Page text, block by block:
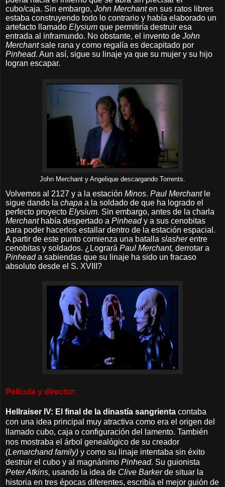
cubo/caja. Sin embargo, John Merchanten sus ratos libres
estaba construyendo todo lo contrario y había elaborado un
artefacto llamado Elysium que permitiría destruir esa
entrada al inframundo. No obstante, el invento de John
Merchantsale rana y como regalía es decapitado por
Pinhead. Aun así, sigue su linaje ya que su mujer y su hijo
logran escapar.
John Merchant y Angelique descargando Torrents.
Volvemos al 2127 y a la estación Minos. Paul Merchantle
sigue dando la chapa a la soldado de que ha logrado el
perfecto proyecto Elysium. Sin embargo, antes de la charla
Merchanthabía despertado a Pinheady a sus cenobitas
para poder hacerlos estallar dentro de la estación espacial.
A partir de este punto comienza una batalla slasherentre
cenobitas y soldados. ¿Logrará Paul Merchant, derrotar a
Pinheada sabiendas que su linaje ha sido un fracaso
absoluto desde el S. XVIII?
Película y director:
Hellraiser IV: El final de la dinastía sangrienta contaba
con una idea principal muy atractiva como era el origen del
llamado cubo, caja o configuración del lamento. También
nos mostraba el árbol genealógico de su creador
(Lemarchand family) y como su linaje intentaba sin éxito
destruir el cubo y al magnánimo Pinhead. Su guionista
Peter Atkins, usando la idea de Clive Barkerde situar la
historia en tres épocas diferentes, escribía el mejor guión de